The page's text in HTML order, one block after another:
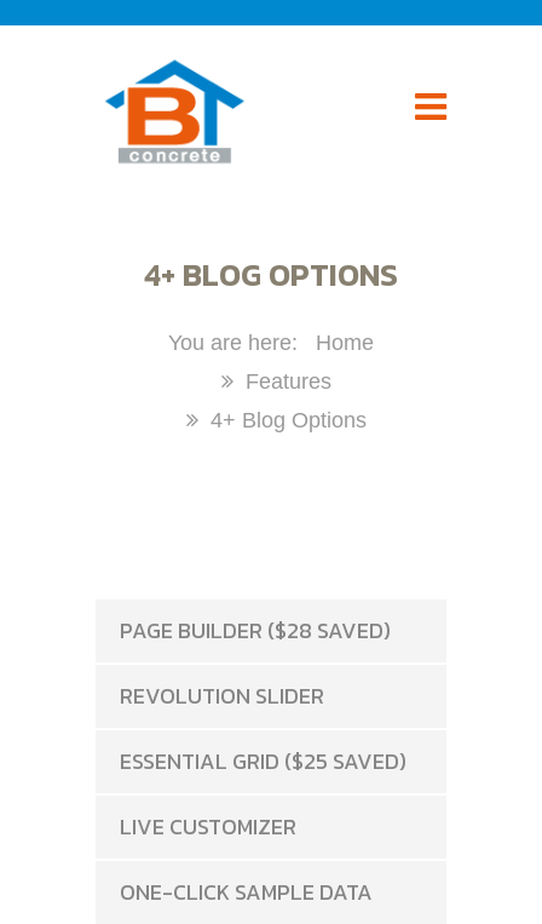
4+ BLOG OPTIONS
Home
Features
4+ Blog Options
PAGE BUILDER ($28 SAVED)
REVOLUTION SLIDER
ESSENTIAL GRID ($25 SAVED)
LIVE CUSTOMIZER
ONE-CLICK SAMPLE DATA